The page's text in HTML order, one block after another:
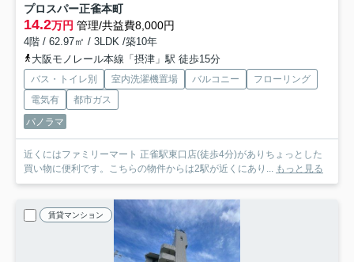
プロスパー正雀本町
14.2万円 管理/共益費8,000円
4階 / 62.97㎡ / 3LDK /築10年
大阪モノレール本線「摂津」駅 徒歩15分
バス・トイレ別 室内洗濯機置場 バルコニー
フローリング
電気有
都市ガス
パノラマ
近くにはファミリーマート 正雀駅東口店(徒歩4分)がありちょっとした
買い物に便利です。こちらの物件からは2駅が近くにあり...
もっと見る
賃貸マンション